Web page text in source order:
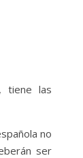
tiene las
no
ser